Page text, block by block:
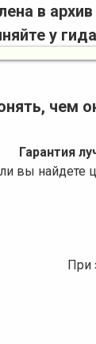
в архив
у гида
чем
Гарантия
вы найдете
При